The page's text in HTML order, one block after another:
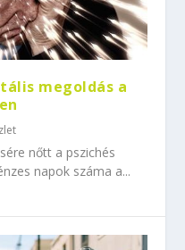
megoldás a
nőtt a pszichés
napok száma a...